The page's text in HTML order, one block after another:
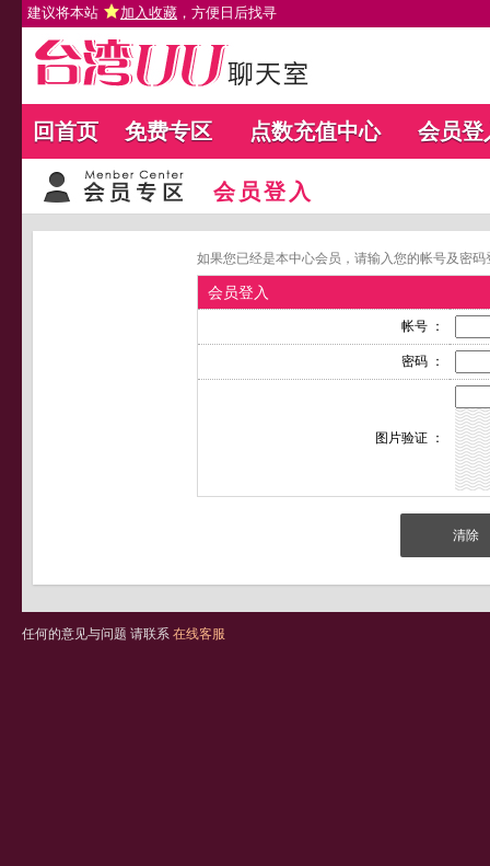
建议将本站 加入收藏 ，方便日后找寻
回首页 免费专区 点数充值中心 会员登
会员登入
如果您已经是本中心会员，请输入您的帐号及密
会员登入
帐号 ：
密码 ：
图片验证 ：
任何的意见与问题 请联系 在线客服